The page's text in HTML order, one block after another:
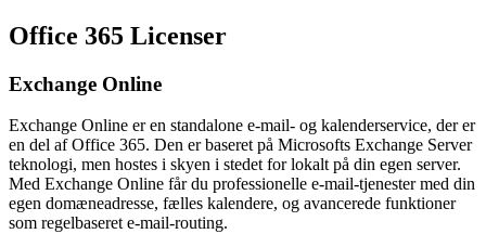
Office 365 Licenser
Exchange Online
Exchange Online er en standalone e-mail- og kalenderservice, der er
en del af Office 365. Den er baseret på Microsofts Exchange Server
teknologi, men hostes i skyen i stedet for lokalt på din egen server.
Med Exchange Online får du professionelle e-mail-tjenester med din
egen domæneadresse, fælles kalendere, og avancerede funktioner
som regelbaseret e-mail-routing.